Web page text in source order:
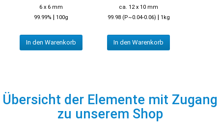
6 x 6 mm
99.99% | 100g
In den Warenkorb
ca. 12 x 10 mm
99.98 (P~0.04-0.06) | 1kg
In den Warenkorb
Übersicht der Elemente mit Zugang
zu unserem Shop